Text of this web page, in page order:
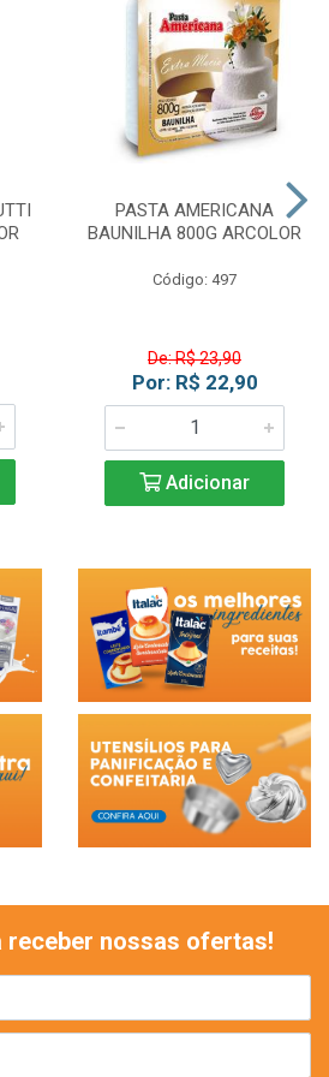
PASTA AMERICANA
BAUNILHA 800G ARCOLOR
Código: 497
De: R$ 23,90
Por: R$ 22,90
Adicionar
receber nossas ofertas!